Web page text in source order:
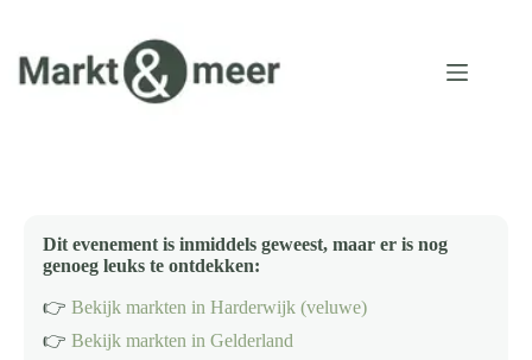
inhoud
Dit evenement is inmiddels geweest, maar er is nog
genoeg leuks te ontdekken:
👉 Bekijk markten in Harderwijk (veluwe)
👉 Bekijk markten in Gelderland